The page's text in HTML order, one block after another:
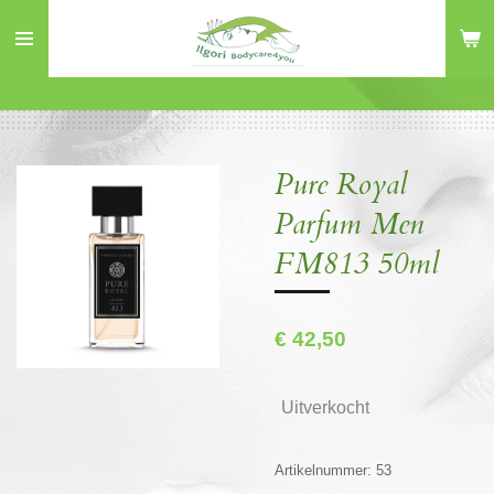
direct
hoofdinhoud
Pure Royal
Parfum Men
FM813 50ml
€ 42,50
Uitverkocht
Artikelnummer: 53